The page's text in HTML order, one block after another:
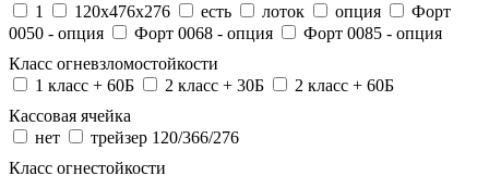
1
120х476х276 есть лоток опция
Форт
0050 - опция
Форт 0068 - опция
Форт 0085 - опция
Класс огневзломостойкости
1 класс + 60Б
2 класс + 30Б
2 класс + 60Б
Кассовая ячейка
нет
трейзер 120/366/276
Класс огнестойкости